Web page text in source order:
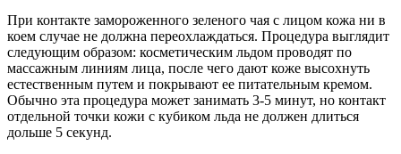
При контакте замороженного зеленого чая с лицом кожа ни в
коем случае не должна переохлаждаться. Процедура выглядит
следующим образом: косметическим льдом проводят по
массажным линиям лица, после чего дают коже высохнуть
естественным путем и покрывают ее питательным кремом.
Обычно эта процедура может занимать 3-5 минут, но контакт
отдельной точки кожи с кубиком льда не должен длиться
дольше 5 секунд.